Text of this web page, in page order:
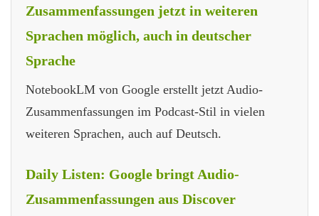
Zusammenfassungen jetzt in weiteren
Sprachen möglich, auch in deutscher
Sprache
NotebookLM von Google erstellt jetzt Audio-
Zusammenfassungen im Podcast-Stil in vielen
weiteren Sprachen, auch auf Deutsch.
Daily Listen: Google bringt Audio-
Zusammenfassungen aus Discover